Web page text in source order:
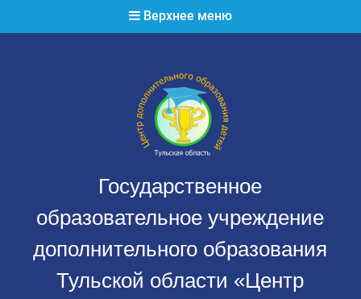
Верхнее меню
Государственное
образовательное учреждение
дополнительного образования
Тульской области «Центр